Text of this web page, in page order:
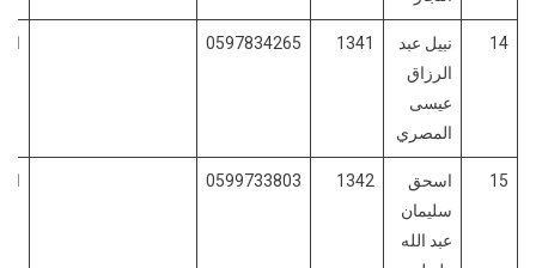
14
نبيل عبد
الرزاق
عيسى
المصري
1341
0597834265
15
اسحق
سليمان
عبد الله
1342
0599733803